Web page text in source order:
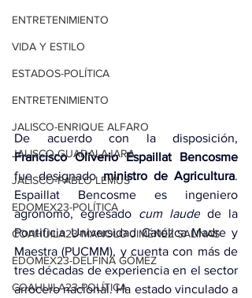
ENTRETENIMIENTO
VIDA Y ESTILO
ESTADOS-POLÍTICA
ENTRETENIMIENTO
JALISCO-ENRIQUE ALFARO
JALISCO-GUADALAJARA
JALISCO-PABLO LEMUS
EDOMEX23-POLÍTICA
COAHUILA23-MANOLO JIMÉNEZ SALINAS
EDOMEX23-DELFINA GÓMEZ
COAHUILA23-POLÍTICA
Francisco Oliverio Espaillat Bencosme
fue designado ministro de Agricultura.
Espaillat Bencosme es ingeniero
agrónomo, egresado cum laude de la
Pontificia Universidad Católica Madre y
Maestra (PUCMM), y cuenta con más de
tres décadas de experiencia en el sector
arrocero nacional. Ha estado vinculado a